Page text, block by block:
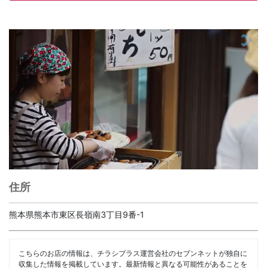
住所
熊本県熊本市東区長嶺南3丁目9番-1
こちらのお店の情報は、チラシプラス運営会社のセブンネットが独自に
収集した情報を掲載しています。最新情報と異なる可能性があることを